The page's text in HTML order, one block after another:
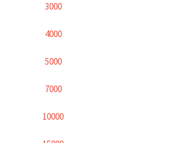
3000
4000
5000
7000
10000